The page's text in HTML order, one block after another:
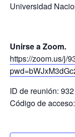
Universidad
Unirse a Zoom.
https://zoom.us/j/
ID de reunión:
Código de